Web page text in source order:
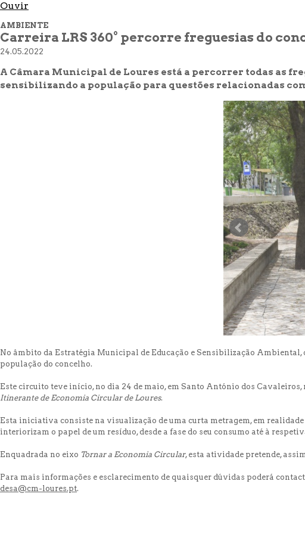
Ouvir
AMBIENTE
Carreira LRS 360° percorre freguesias do
24.05.2022
A Câmara Municipal de Loures está a percorrer todas as
sensibilizando a população para questões relacionadas
No âmbito da Estratégia Municipal de Educação e Sensibilização
população do concelho.
Este circuito teve início, no dia 24 de maio, em Santo António dos
Itinerante de Economia Circular de Loures.
Esta iniciativa consiste na visualização de uma curta metragem, em
interiorizam o papel de um resíduo, desde a fase do seu consumo até à
Enquadrada no eixo Tornar a Economia Circular, esta atividade pretende,
Para mais informações e esclarecimento de quaisquer dúvidas poderá
desa@cm-loures.pt.